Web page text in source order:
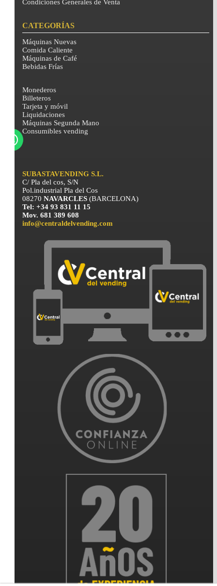
Condiciones Generales de Venta
CATEGORÍAS
Máquinas Nuevas
Comida Caliente
Máquinas de Café
Bebidas Frías
Monederos
Billeteros
Tarjeta y móvil
Liquidaciones
Máquinas Segunda Mano
Consumibles vending
SUBASTAVENDING S.L.
C/ Pla del cos, S/N
Pol.industrial Pla del Cos
08270NAVARCLES(BARCELONA)
Tel: +34 93 831 11 15
Mov. 681 389 608
info@centraldelvending.com